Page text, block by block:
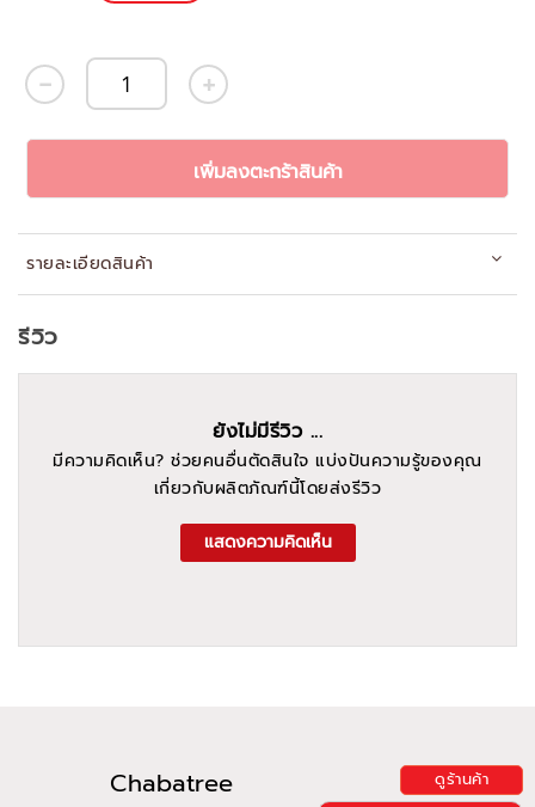
เพิ่มลงตะกร้าสินค้า
รายละเอียดสินค้า
Chabatree ดูร้านค้า
รีวิว
ยังไม่มีรีวิว ...
มีความคิดเห็น? ช่วยคนอื่นตัดสินใจ แบ่งปันความรู้ของคุณ
เกี่ยวกับผลิตภัณฑ์นี้โดยส่งรีวิว
แสดงความคิดเห็น